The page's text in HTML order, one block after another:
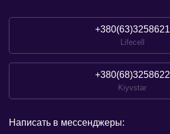
+380(63)3258621
Lifecell
+380(68)3258622
Kiyvstar
Написать в мессенджеры: